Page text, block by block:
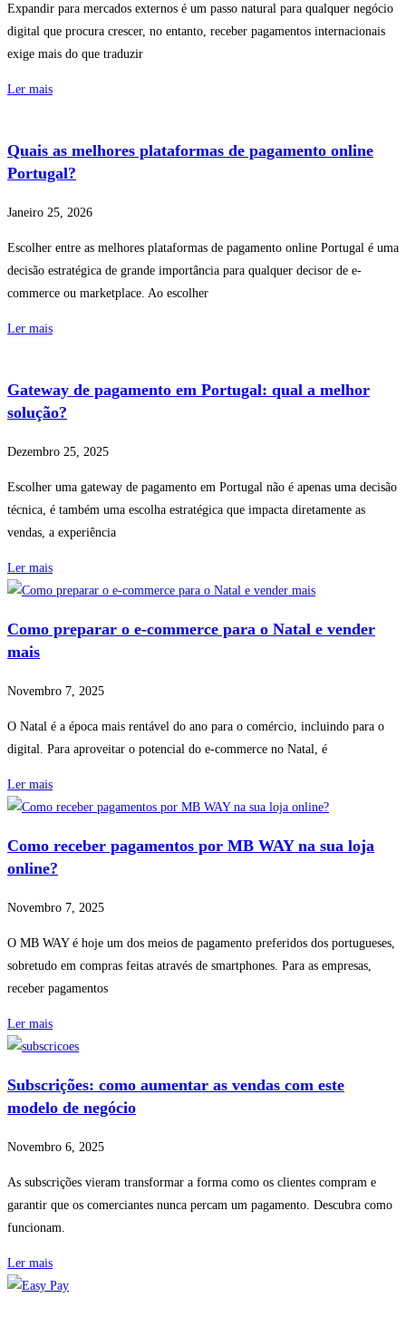
Expandir para mercados externos é um passo natural para qualquer negócio
digital que procura crescer, no entanto, receber pagamentos internacionais
exige mais do que traduzir
Ler mais
Quais as melhores plataformas de pagamento online
Portugal?
Janeiro 25, 2026
Escolher entre as melhores plataformas de pagamento online Portugal é uma
decisão estratégica de grande importância para qualquer decisor de e-
commerce ou marketplace. Ao escolher
Ler mais
Gateway de pagamento em Portugal: qual a melhor
solução?
Dezembro 25, 2025
Escolher uma gateway de pagamento em Portugal não é apenas uma decisão
técnica, é também uma escolha estratégica que impacta diretamente as
vendas, a experiência
Ler mais
Como preparar o e-commerce para o Natal e vender
mais
Novembro 7, 2025
O Natal é a época mais rentável do ano para o comércio, incluindo para o
digital. Para aproveitar o potencial do e-commerce no Natal, é
Ler mais
Como receber pagamentos por MB WAY na sua loja
online?
Novembro 7, 2025
O MB WAY é hoje um dos meios de pagamento preferidos dos portugueses,
sobretudo em compras feitas através de smartphones. Para as empresas,
receber pagamentos
Ler mais
Subscrições: como aumentar as vendas com este
modelo de negócio
Novembro 6, 2025
As subscrições vieram transformar a forma como os clientes compram e
garantir que os comerciantes nunca percam um pagamento. Descubra como
funcionam.
Ler mais